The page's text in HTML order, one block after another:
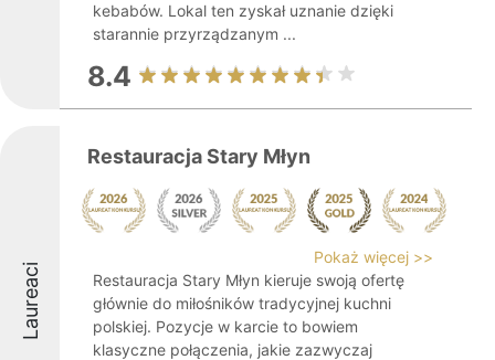
kebabów. Lokal ten zyskał uznanie dzięki
starannie przyrządzanym ...
8.4
Laureaci
Restauracja Stary Młyn
Pokaż więcej >>
Restauracja Stary Młyn kieruje swoją ofertę
głównie do miłośników tradycyjnej kuchni
polskiej. Pozycje w karcie to bowiem
klasyczne połączenia, jakie zazwyczaj